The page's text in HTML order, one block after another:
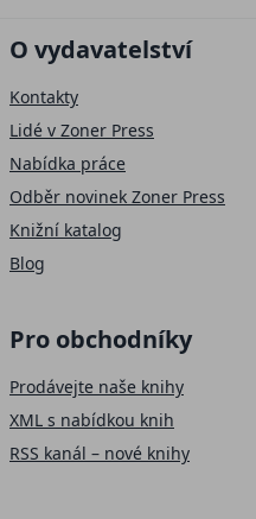
O vydavatelství
Kontakty
Lidé v Zoner Press
Nabídka práce
Odběr novinek Zoner Press
Knižní katalog
Blog
Pro obchodníky
Prodávejte naše knihy
XML s nabídkou knih
RSS kanál – nové knihy